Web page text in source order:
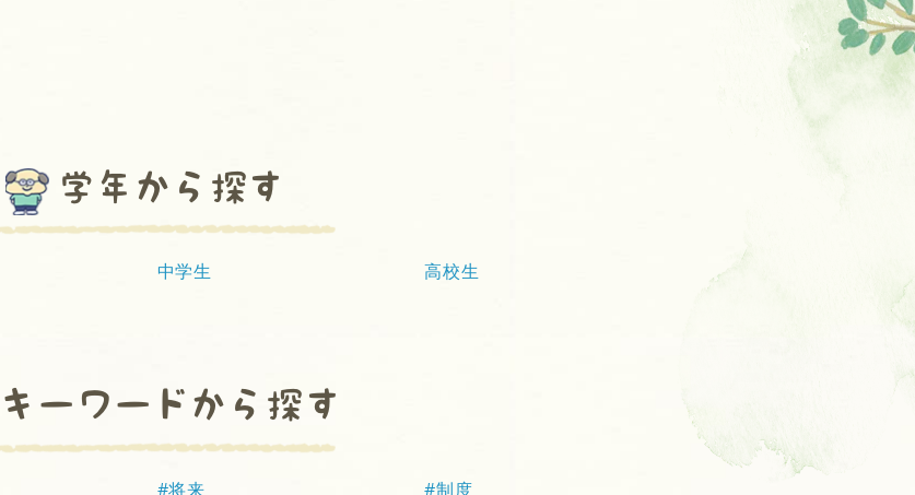
k
学年から探す
中学生 高校生
キーワードから探す
#将来 #制度